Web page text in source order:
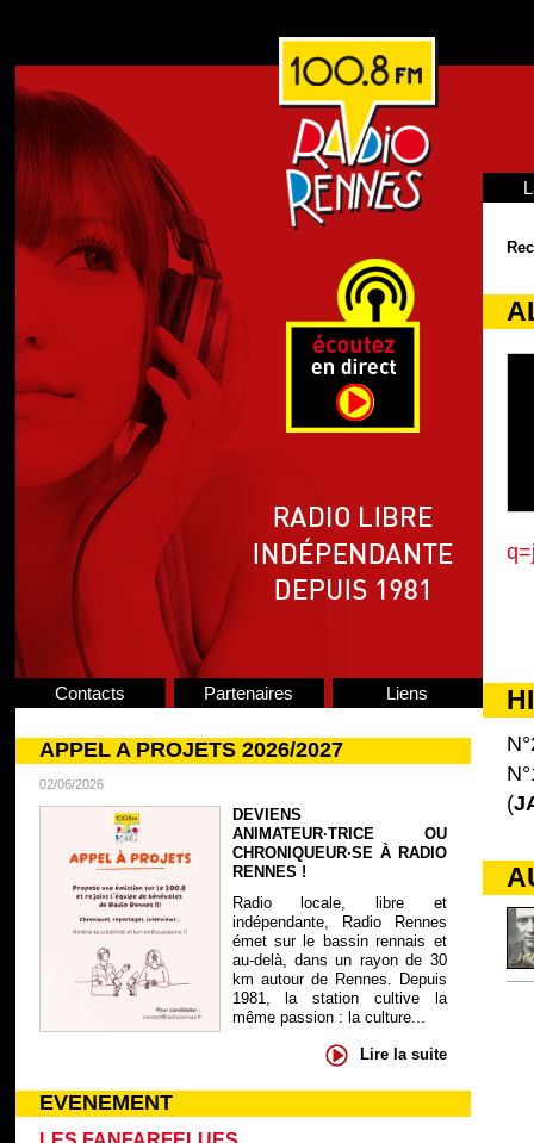
Contacts Partenaires Liens
APPEL A PROJETS 2026/2027
02/06/2026
DEVIENS
ANIMATEUR·TRICE OU
CHRONIQUEUR·SE À RADIO
RENNES !
Radio locale, libre et
indépendante, Radio Rennes
émet sur le bassin rennais et
au-delà, dans un rayon de 30
km autour de Rennes. Depuis
1981, la station cultive la
même passion : la culture...
Lire la suite
EVENEMENT
(